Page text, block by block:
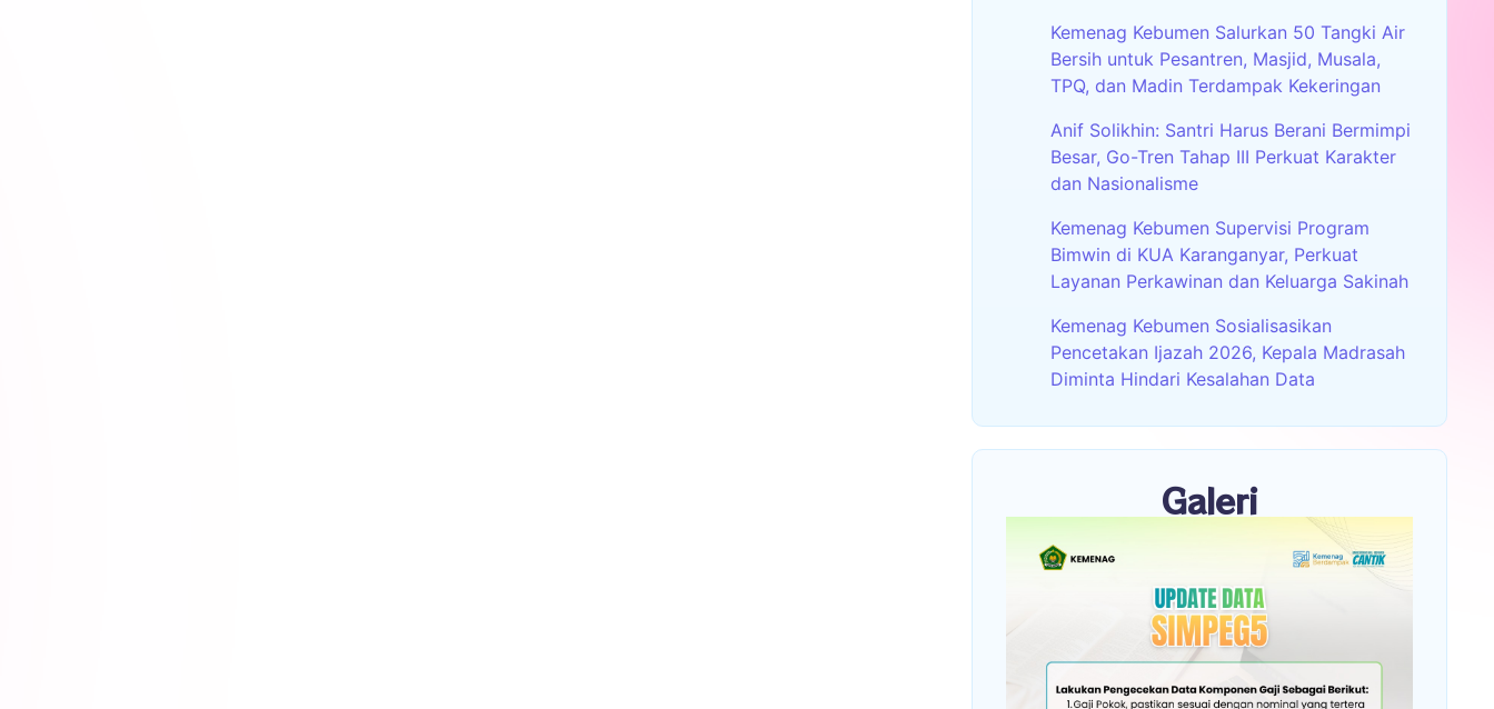
Kemenag Kebumen Salurkan 50 Tangki Air
Bersih untuk Pesantren, Masjid, Musala,
TPQ, dan Madin Terdampak Kekeringan
Anif Solikhin: Santri Harus Berani Bermimpi
Besar, Go-Tren Tahap III Perkuat Karakter
dan Nasionalisme
Kemenag Kebumen Supervisi Program
Bimwin di KUA Karanganyar, Perkuat
Layanan Perkawinan dan Keluarga Sakinah
Kemenag Kebumen Sosialisasikan
Pencetakan Ijazah 2026, Kepala Madrasah
Diminta Hindari Kesalahan Data
Galeri